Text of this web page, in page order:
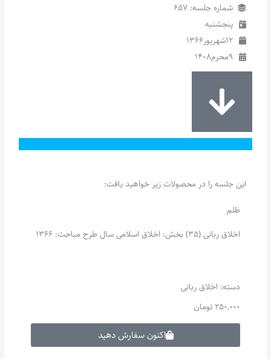
شماره جلسه: 657
پنجشنبه
12شهریور1366
9محرم1408
این جلسه را در محصولات زیر خواهید یافت:
ظلم
اخلاق ربانی (35) بخش: اخلاق اسلامی سال طرح مباحث: 1366
دسته: اخلاق ربانی
250,000 تومان
اکنون سفارش دهید